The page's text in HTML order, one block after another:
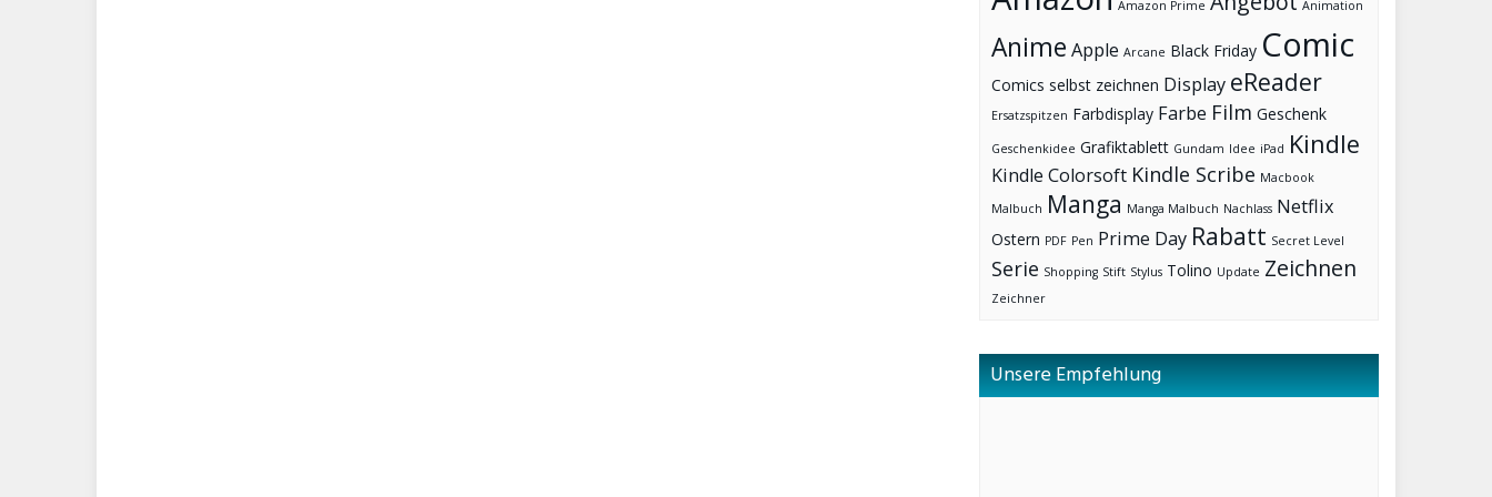
Amazon Prime Animation
Anime Apple Arcane Black Friday Comic
Comics selbst zeichnen Display eReader
Ersatzspitzen Farbdisplay Farbe Film Geschenk
Geschenkidee Grafiktablett Gundam Idee iPad Kindle
Kindle Colorsoft Kindle Scribe Macbook
Malbuch Manga Manga Malbuch Nachlass Netflix
Ostern PDF Pen Prime Day Rabatt Secret Level
Serie Shopping Stift Stylus Tolino Update Zeichnen
Zeichner
Unsere Empfehlung